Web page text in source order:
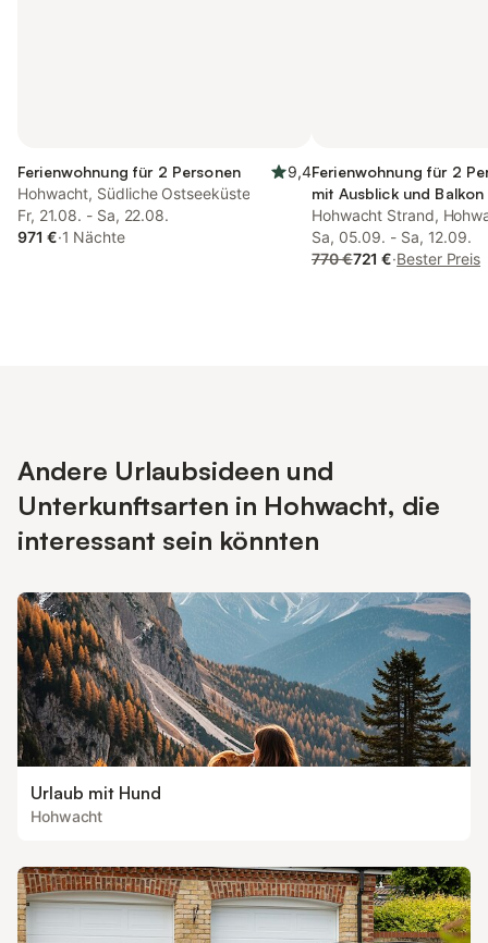
Ferienwohnung für 2 Personen
9,4
Hohwacht, Südliche Ostseeküste
Fr, 21.08. - Sa, 22.08.
971 €·1 Nächte
Ferienwohnung für 2
mit Ausblick und Balkon
Hohwacht Strand,
Sa, 05.09. - Sa, 12.09.
770 €721 €·Bester Preis
Andere Urlaubsideen und
Unterkunftsarten in Hohwacht, die
interessant sein könnten
Urlaub mit Hund
Hohwacht